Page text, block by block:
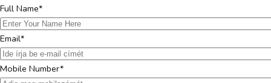
Full Name*
Email*
Mobile Number*